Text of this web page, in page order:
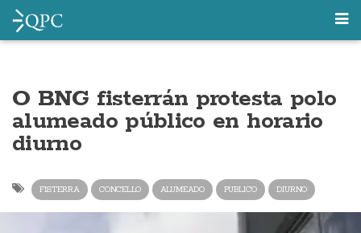
O BNG fisterrán protesta polo
alumeado público en horario
diurno
FISTERRA CONCELLO ALUMEADO PUBLICO DIURNO